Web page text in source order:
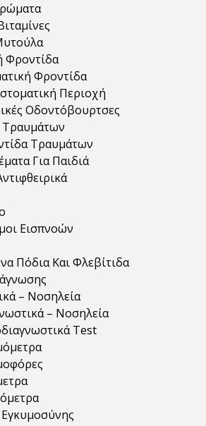
Φροντίδα
Φροντίδα
Περιοχή
Οδοντόβουρτσες
Τραυμάτων
Για Παιδιά
Εισπνοών
Πόδια Και Φλεβίτιδα
– Νοσηλεία
– Νοσηλεία
Test